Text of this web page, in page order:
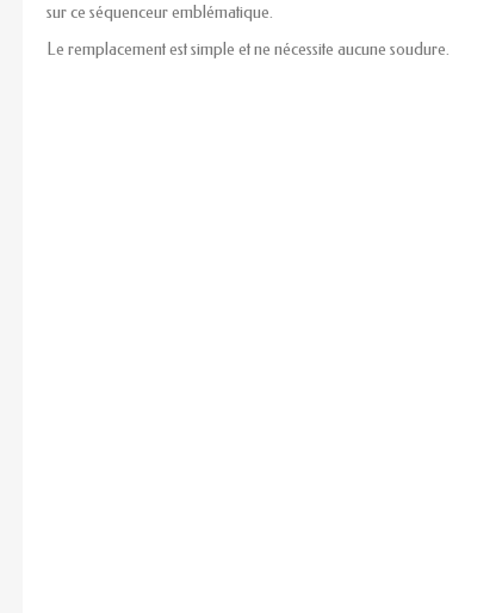
sur ce séquenceur emblématique.
Le remplacement est simple et ne nécessite aucune soudure.